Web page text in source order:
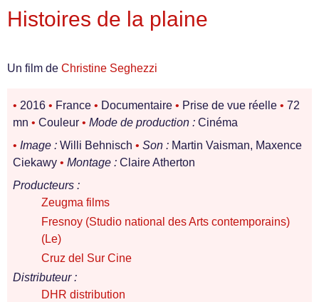
Histoires de la plaine
Un film de Christine Seghezzi
• 2016 • France • Documentaire • Prise de vue réelle • 72
mn • Couleur • Mode de production : Cinéma
• Image : Willi Behnisch • Son : Martin Vaisman, Maxence
Ciekawy • Montage : Claire Atherton
Producteurs :
Zeugma films
Fresnoy (Studio national des Arts contemporains)
(Le)
Cruz del Sur Cine
Distributeur :
DHR distribution